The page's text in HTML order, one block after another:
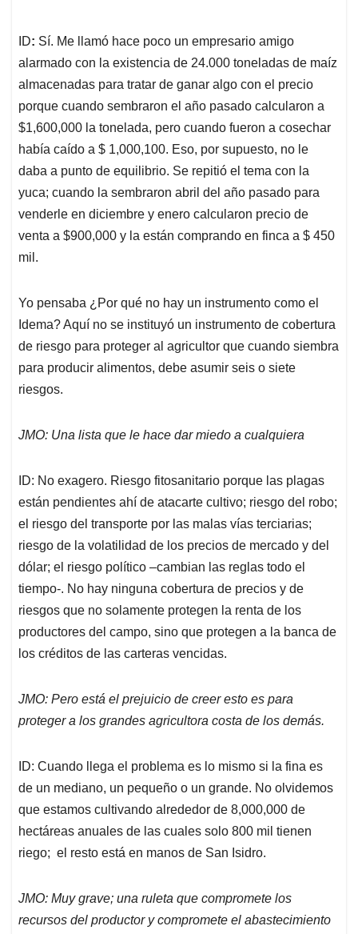
ID: Sí. Me llamó hace poco un empresario amigo
alarmado con la existencia de 24.000 toneladas de maíz
almacenadas para tratar de ganar algo con el precio
porque cuando sembraron el año pasado calcularon a
$1,600,000 la tonelada, pero cuando fueron a cosechar
había caído a $ 1,000,100. Eso, por supuesto, no le
daba a punto de equilibrio. Se repitió el tema con la
yuca; cuando la sembraron abril del año pasado para
venderle en diciembre y enero calcularon precio de
venta a $900,000 y la están comprando en finca a $ 450
mil.
Yo pensaba ¿Por qué no hay un instrumento como el
Idema? Aquí no se instituyó un instrumento de cobertura
de riesgo para proteger al agricultor que cuando siembra
para producir alimentos, debe asumir seis o siete
riesgos.
JMO: Una lista que le hace dar miedo a cualquiera
ID: No exagero. Riesgo fitosanitario porque las plagas
están pendientes ahí de atacarte cultivo; riesgo del robo;
el riesgo del transporte por las malas vías terciarias;
riesgo de la volatilidad de los precios de mercado y del
dólar; el riesgo político –cambian las reglas todo el
tiempo-. No hay ninguna cobertura de precios y de
riesgos que no solamente protegen la renta de los
productores del campo, sino que protegen a la banca de
los créditos de las carteras vencidas.
JMO: Pero está el prejuicio de creer esto es para
proteger a los grandes agricultora costa de los demás.
ID: Cuando llega el problema es lo mismo si la fina es
de un mediano, un pequeño o un grande. No olvidemos
que estamos cultivando alrededor de 8,000,000 de
hectáreas anuales de las cuales solo 800 mil tienen
riego; el resto está en manos de San Isidro.
JMO: Muy grave; una ruleta que compromete los
recursos del productor y compromete el abastecimiento